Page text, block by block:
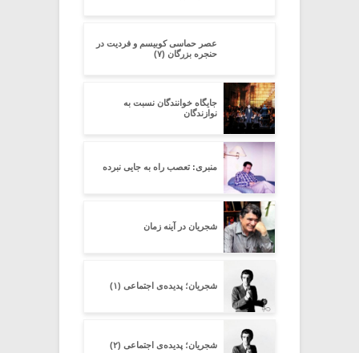
عصر حماسی کوبیسم و فردیت در
حنجره بزرگان (۷)
جایگاه خوانندگان نسبت به
نوازندگان
منبری: تعصب راه به جایی نبرده
شجریان در آینه زمان
شجریان؛ پدیده‌ی اجتماعی (۱)
شجریان؛ پدیده‌ی اجتماعی (۲)